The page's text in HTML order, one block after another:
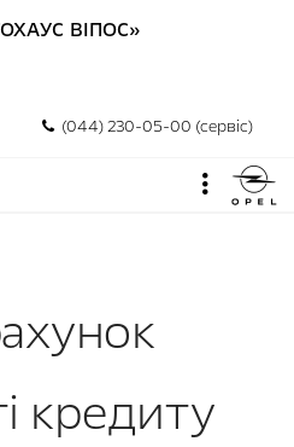
ВІПОС»
(044) 230-05-00 (сервіс)
кредиту